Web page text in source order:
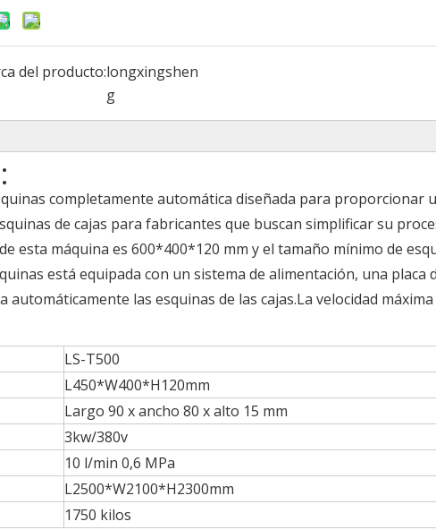
del producto:longxingshen
g
completamente automática diseñada para proporcionar
de cajas para fabricantes que buscan simplificar su
esta máquina es 600*400*120 mm y el tamaño mínimo de
está equipada con un sistema de alimentación, una placa
las esquinas de las cajas.La velocidad máxima
LS-T500
L450*W400*H120mm
Largo 90 x ancho 80 x alto 15 mm
3kw/380v
10 l/min 0,6 MPa
L2500*W2100*H2300mm
1750 kilos